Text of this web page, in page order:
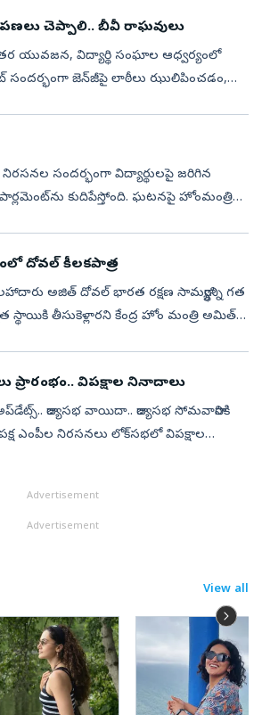
చెప్పాలి.. బీవీ రాఘవులు
యువజన, విద్యార్థి సంఘాల ఆధ్వర్యంలో
‌సందర్భంగా జెన్‌‌జీపై లాఠీలు ఝులిపించడం,
సందర్భంగా విద్యార్థులపై జరిగిన
కుదిపేస్తోంది. ఘటనపై హోంమంత్రి
దోవల్‌ కీలకపాత్ర
అజిత్‌ దోవల్‌ భారత రక్షణ సామర్థ్యాన్ని గత
స్థాయికి తీసుకెళ్లారని కేంద్ర హోం మంత్రి అమిత్‌
విపక్షాల నినాదాలు
రాజ్యసభ వాయిదా.. రాజ్యసభ సోమవారానికి
ఎంపీల నిరసనలు లోక్‌సభలో విపక్షాల
Advertisement
Advertisement
View all